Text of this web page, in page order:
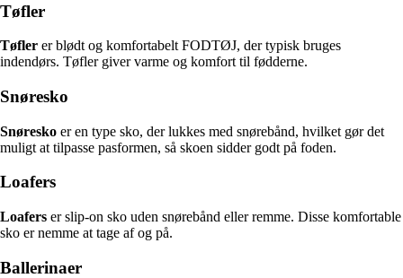
Tøfler
Tøfler er blødt og komfortabelt FODTØJ, der typisk bruges
indendørs. Tøfler giver varme og komfort til fødderne.
Snøresko
Snøresko er en type sko, der lukkes med snørebånd, hvilket gør det
muligt at tilpasse pasformen, så skoen sidder godt på foden.
Loafers
Loafers er slip-on sko uden snørebånd eller remme. Disse komfortable
sko er nemme at tage af og på.
Ballerinaer